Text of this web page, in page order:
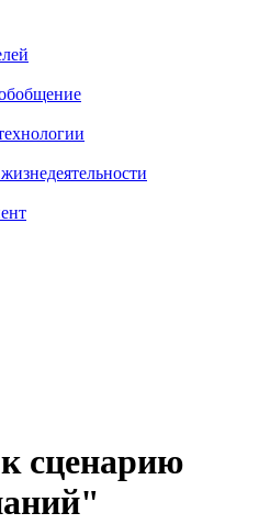
сценарию